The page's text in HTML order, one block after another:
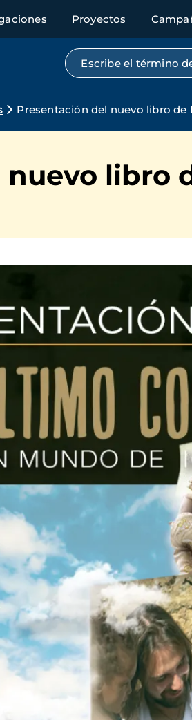
Proyectos
Búsqueda por
Presentación del nuevo libro de
libro